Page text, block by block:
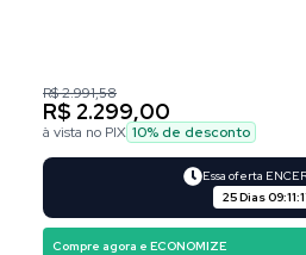
R$ 2.991,58
R$ 2.299,00
à vista no PIX 10% de desconto
Essa oferta
25 Dias09:11:
Compre agora e ECONOMIZE